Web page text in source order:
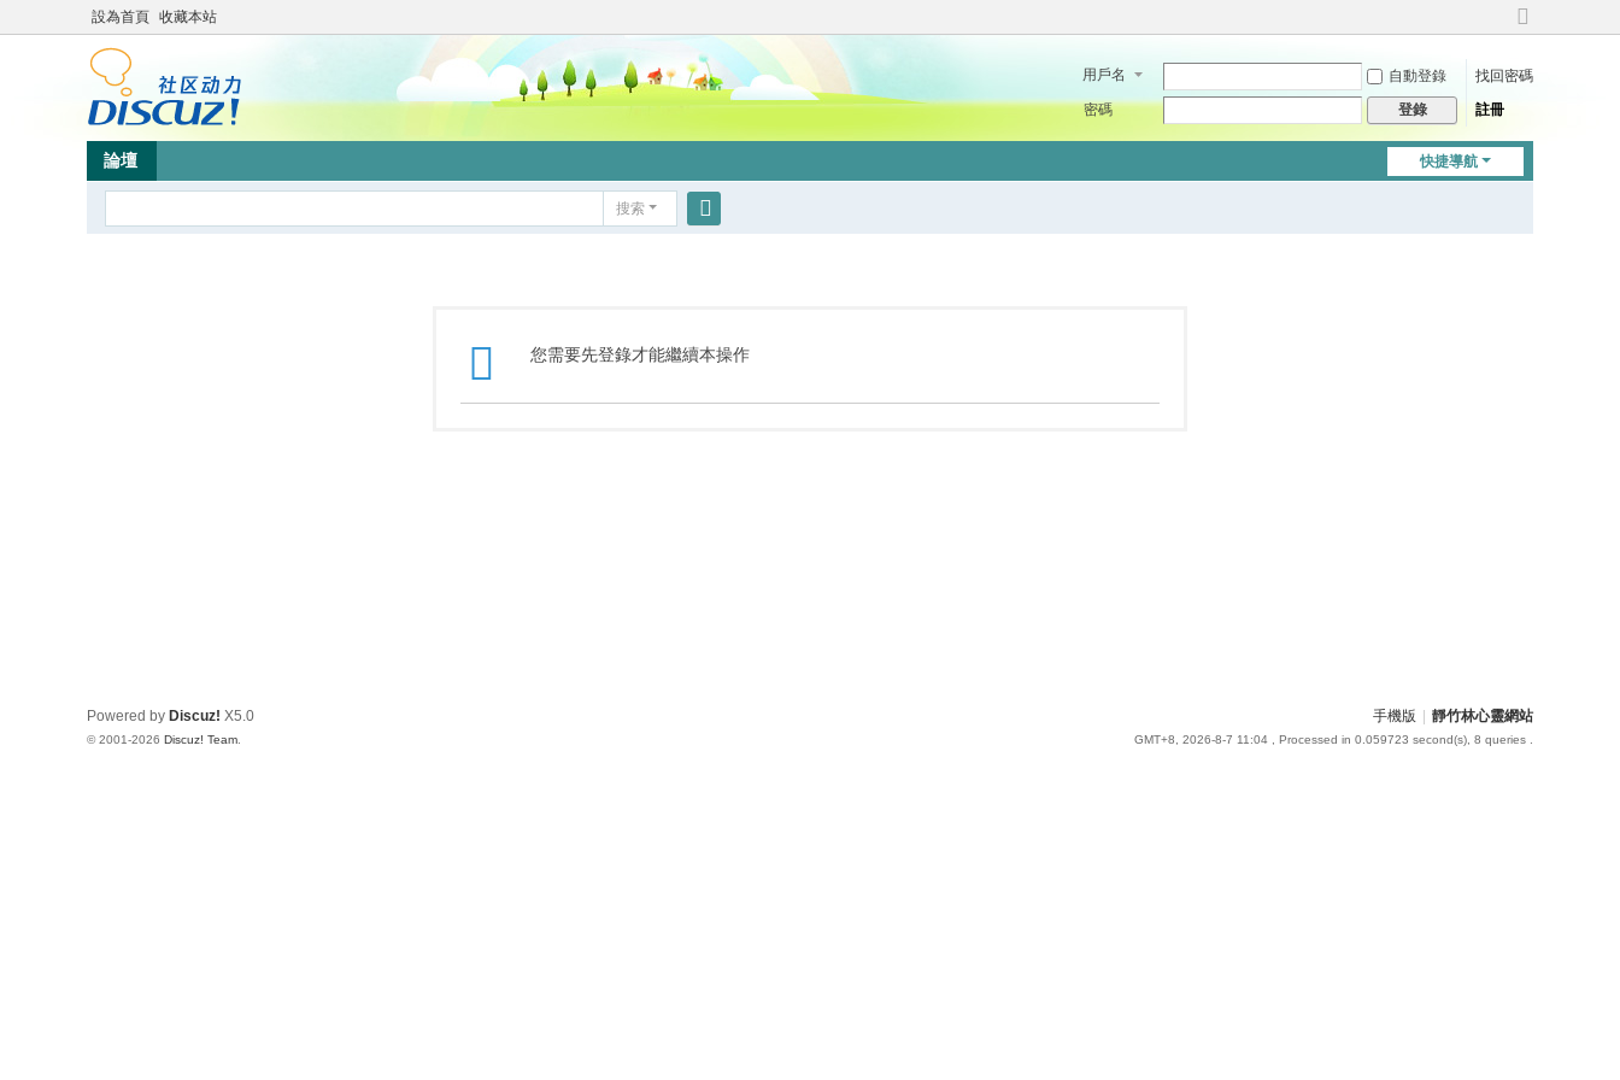
設為首頁 收藏本站
切
到
用戶名 自動登錄
找回密碼
密碼
登錄 註冊
快捷導航
論壇
搜索
您需要先登錄才能繼續本操作
手機版 靜竹林心靈網站
GMT+8, 2026-8-7 11:04 , Processed in 0.059723 second(s), 8 queries .
Powered by Discuz! X5.0
© 2001-2026 Discuz! Team